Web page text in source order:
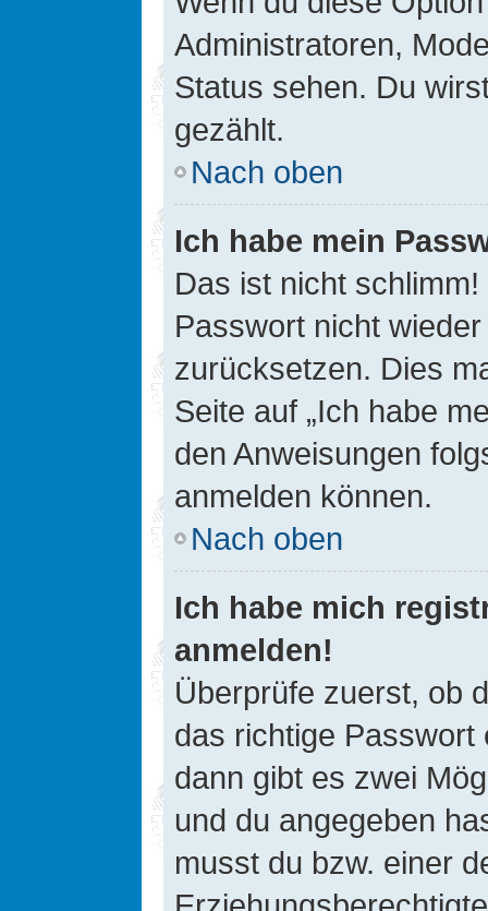
Administratoren,
Status sehen. Du
gezählt.
Nach oben
Ich habe mein
Das ist nicht
Passwort nicht
zurücksetzen. Dies
Seite auf „Ich habe
den Anweisungen
anmelden können.
Nach oben
Ich habe mich
anmelden!
Überprüfe zuerst, ob
das richtige Passwort
dann gibt es zwei
und du angegeben
musst du bzw. einer